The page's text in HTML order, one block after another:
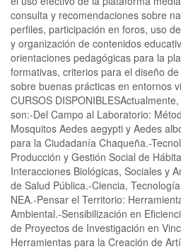
consulta y recomendaciones sobre
perfiles, participación en foros, uso
y organización de contenidos
orientaciones pedagógicas para la
formativas, criterios para el diseño
sobre buenas prácticas en entornos
CURSOS
son:-Del Campo al Laboratorio:
Mosquitos Aedes aegypti y Aedes
para la Ciudadanía Chaqueña.-
Producción y Gestión Social de
Interacciones Biológicas, Sociales y
de Salud Pública.-Ciencia,
NEA.-Pensar el Territorio:
Ambiental.-Sensibilización en
de Proyectos de Investigación en
Herramientas para la Creación de